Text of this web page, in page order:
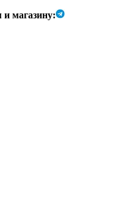
магазину: